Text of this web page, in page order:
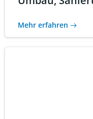
Mehr erfahren